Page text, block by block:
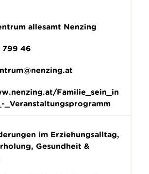
allesamt Nenzing
46
Familie_sein_in
_Veranstaltungsprogramm
im Erziehungsalltag,
Gesundheit &